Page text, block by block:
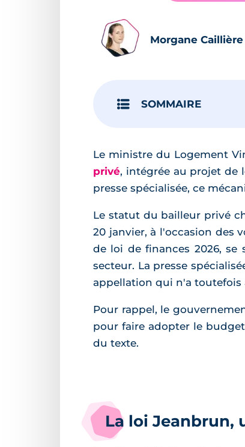
Morgane Caillière
SOMMAIRE
Le ministre du Logement
privé, intégrée au projet de
presse spécialisée, ce
Le statut du bailleur privé
20 janvier, à l'occasion des
de loi de finances 2026,
secteur. La presse
appellation qui n'a toutefois
Pour rappel, le
pour faire adopter le
du texte.
La loi